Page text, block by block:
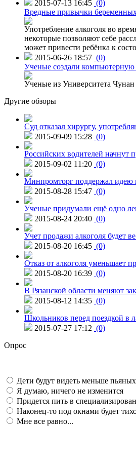
2015-07-13 16:45 (0)
Вредные привычки
Употребление алкоголя во
некоторые позволяют себе
может привести ребёнка к
2015-06-26 18:57 (0)
Ученые создали компьютерную
Ученые из Университета
Другие обзоры
Суд отказал хирургу,
2015-09-09 15:28 (0)
Российских водителей начнут
2015-09-02 11:20 (0)
Минпромторг поддержал идею
2015-08-28 15:47 (0)
Ученые придумали ещё одно
2015-08-24 20:40 (0)
Учет продажи алкоголя будет
2015-08-20 16:45 (0)
Отказ от алкоголя уменьшает
2015-08-20 16:39 (0)
В Рязанской области меняют
2015-08-12 14:35 (0)
Школьников перед поездкой в
2015-07-27 17:12 (0)
Опрос
Дети будут видеть меньше
Я думаю, ничего не изменится
Придется пить в
Наконец-то под окнами будет
Мне все равно...